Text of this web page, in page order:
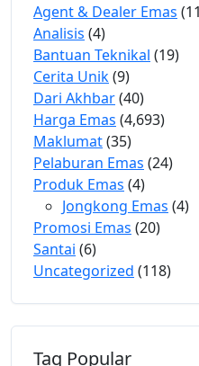
Agent & Dealer Emas
Analisis (4)
Bantuan Teknikal (19)
Cerita Unik(9)
Dari Akhbar(40)
Harga Emas (4,693)
Maklumat(35)
Pelaburan Emas (24)
Produk Emas (4)
Jongkong Emas (4)
Promosi Emas (20)
Santai (6)
Uncategorized (118)
Tag Popular